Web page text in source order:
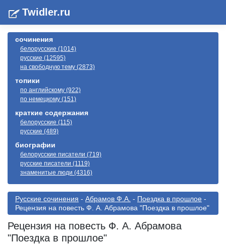
Twidler.ru
сочинения
белорусские (1014)
русские (12595)
на свободную тему (2873)
топики
по английскому (922)
по немецкому (151)
краткие содержания
белорусские (115)
русские (489)
биографии
белорусские писатели (719)
русские писатели (1119)
знаменитые люди (4316)
Русские сочинения - Абрамов Ф.А. - Поездка в прошлое -
Рецензия на повесть Ф. А. Абрамова "Поездка в прошлое"
Рецензия на повесть Ф. А. Абрамова
"Поездка в прошлое"